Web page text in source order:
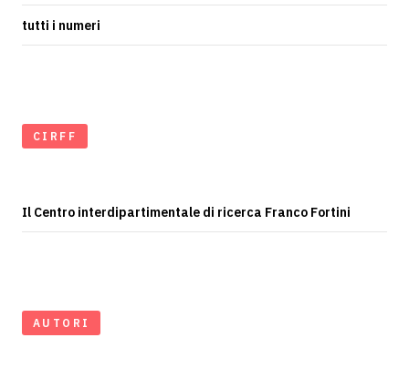
tutti i numeri
CIRFF
Il Centro interdipartimentale di ricerca Franco Fortini
AUTORI